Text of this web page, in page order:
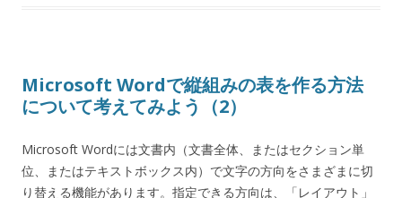
Microsoft Wordで縦組みの表を作る方法
について考えてみよう（2）
Microsoft Wordには文書内（文書全体、またはセクション単
位、またはテキストボックス内）で文字の方向をさまざまに切
り替える機能があります。指定できる方向は、「レイアウト」